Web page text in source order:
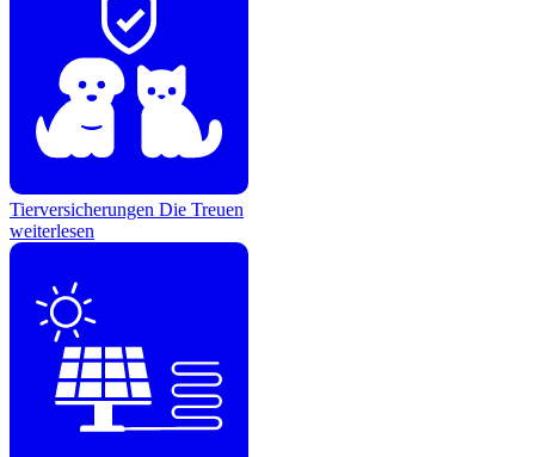
Tierversicherungen Die Treuen
weiterlesen